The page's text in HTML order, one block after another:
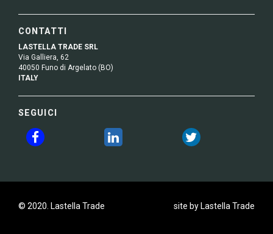
CONTATTI
LASTELLA TRADE SRL
Via Galliera, 62
40050 Funo di Argelato (BO)
ITALY
SEGUICI
© 2020. Lastella Trade site by Lastella Trade